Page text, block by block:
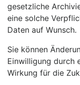
gesetzliche
eine solche
Daten auf Wunsch.
Sie können
Einwilligung durch
Wirkung für die